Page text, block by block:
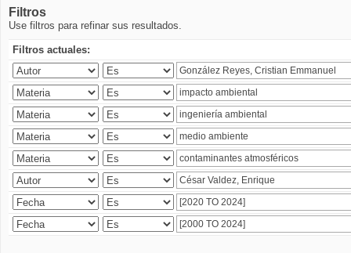
Filtros
Use filtros para refinar sus resultados.
Filtros actuales: